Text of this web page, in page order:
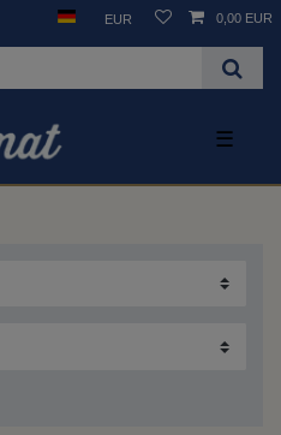
EUR 0,00 EUR
☰